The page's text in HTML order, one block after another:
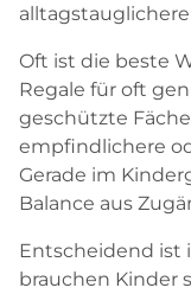
Oft ist die beste
Regale für oft
geschützte
empfindlichere
Gerade im
Balance aus
Entscheidend ist
brauchen Kinder